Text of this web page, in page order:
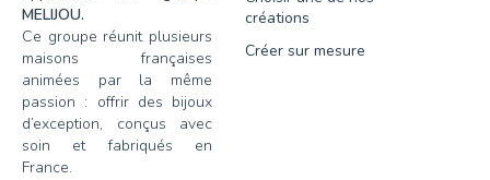
MELIJOU.
Ce groupe réunit plusieurs
maisons françaises
animées par la même
passion : offrir des bijoux
d’exception, conçus avec
soin et fabriqués en
France.
créations
Créer sur mesure